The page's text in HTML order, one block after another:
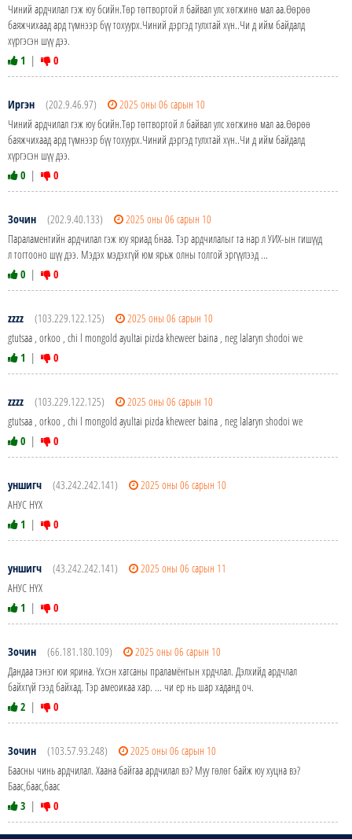
Чиний ардчилал гэж юу бсийн.Төр төгтвортой л байвал улс хөгжинө мал аа.Өөрөө
баяжчихаад ард түмнээр бүү тохуурх.Чиний дэргэд тулхтай хүн..Чи д ийм байдалд
хүргэсэн шүү дээ.
1 | 0
Иргэн (202.9.46.97)
2025 оны 06 сарын 10
Чиний ардчилал гэж юу бсийн.Төр төгтвортой л байвал улс хөгжинө мал аа.Өөрөө
баяжчихаад ард түмнээр бүү тохуурх.Чиний дэргэд тулхтай хүн..Чи д ийм байдалд
хүргэсэн шүү дээ.
0 | 0
Зочин (202.9.40.133)
2025 оны 06 сарын 10
Параламентийн ардчилал гэж юу яриад бнаа. Тэр ардчилалыг та нар л УИХ-ын гишүүд
л тогтооно шүү дээ. Мэдэх мэдэхгүй юм ярьж олны толгой эргүүлээд ...
0 | 0
zzzz (103.229.122.125)
2025 оны 06 сарын 10
gtutsaa , orkoo , chi l mongold ayultai pizda kheweer baina , neg lalaryn shodoi we
1 | 0
zzzz (103.229.122.125)
2025 оны 06 сарын 10
gtutsaa , orkoo , chi l mongold ayultai pizda kheweer baina , neg lalaryn shodoi we
0 | 0
уншигч (43.242.242.141)
2025 оны 06 сарын 10
АНУС НҮХ
1 | 0
уншигч (43.242.242.141)
2025 оны 06 сарын 11
АНУС НҮХ
1 | 0
Зочин (66.181.180.109)
2025 оны 06 сарын 10
Дандаа тэнэг юи ярина. Үхсэн хатсаны праламёнтын хрдчлал. Дэлхийд ардчлал
байхгүй гээд байхад. Тэр амеоикаа хар. ... чи ер нь шар хаданд оч.
2 | 0
Зочин (103.57.93.248)
2025 оны 06 сарын 10
Баасны чинь ардчилал. Хаана байгаа ардчилал вэ? Муу гөлөг байж юу хуцна вэ?
Баас,баас,баас
3 | 0